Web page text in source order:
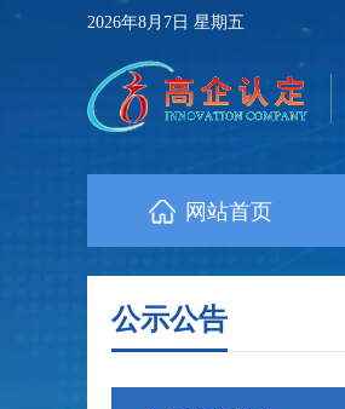
2026年8月7日 星期五
网站首页
公示公告